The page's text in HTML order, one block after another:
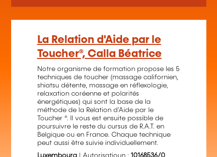
La Relation d'Aide par le
Toucher®, Calla Béatrice
Notre organisme de formation propose les 5
techniques de toucher (massage californien,
shiatsu détente, massage en réflexologie,
relaxation coréenne et polarités
énergétiques) qui sont la base de la
méthode de la Relation d'Aide par le
Toucher ®. Il vous est ensuite possible de
poursuivre le reste du cursus de R.A.T. en
Belgique ou en France. Chaque technique
peut aussi être suivie individuellement.